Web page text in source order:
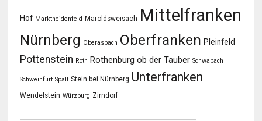
Hof Marktheidenfeld Maroldsweisach Mittelfranken
Nürnberg Oberasbach Oberfranken Pleinfeld
Pottenstein Roth Rothenburg ob der Tauber Schwabach
Schweinfurt Spalt Stein bei Nürnberg Unterfranken
Wendelstein Würzburg Zirndorf